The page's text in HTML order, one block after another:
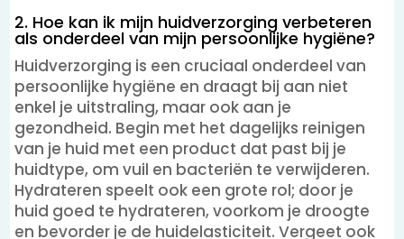
2. Hoe kan ik mijn huidverzorging verbeteren
als onderdeel van mijn persoonlijke hygiëne?
Huidverzorging is een cruciaal onderdeel van
persoonlijke hygiëne en draagt bij aan niet
enkel je uitstraling, maar ook aan je
gezondheid. Begin met het dagelijks reinigen
van je huid met een product dat past bij je
huidtype, om vuil en bacteriën te verwijderen.
Hydrateren speelt ook een grote rol; door je
huid goed te hydrateren, voorkom je droogte
en bevorder je de huidelasticiteit. Vergeet ook